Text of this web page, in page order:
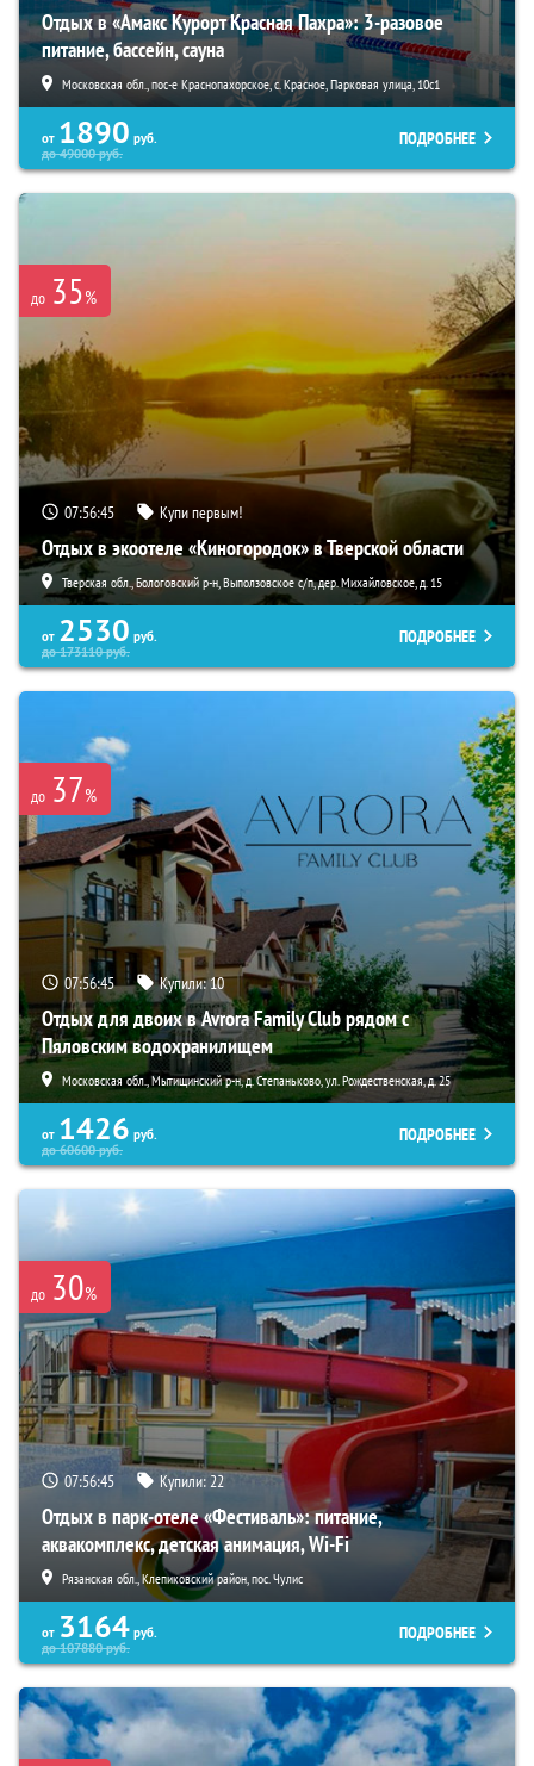
Отдых в «Амакс Курорт ‎Красная Пахра»: 3-разовое
питание, бассейн, сауна
Московская обл., пос-е Краснопахорское, с. Красное, Парковая улица, 10с1
от 1890 руб.
до49000руб.
ПОДРОБНЕЕ
до 35%
07:56:44 Купи первым!
Отдых в экоотеле «Киногородок» в Тверской области
Тверская обл., Бологовский р-н, Выползовское с/п, дер. Михайловское, д. 15
от 2530 руб.
до173110руб.
ПОДРОБНЕЕ
до 37%
07:56:44 Купили:10
Отдых для двоих в Avrora Family Club рядом с
Пяловским водохранилищем
Московская обл., Мытищинский р-н, д. Степаньково, ул. Рождественская, д. 25
от 1426 руб.
до60600руб.
ПОДРОБНЕЕ
до 30%
07:56:44 Купили:22
Отдых в парк-отеле «Фестиваль»: питание,
аквакомплекс, детская анимация, Wi-Fi
Рязанская обл., Клепиковский район, пос. Чулис
от 3164 руб.
до107880руб.
ПОДРОБНЕЕ